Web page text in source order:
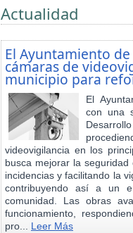
Actualidad
El Ayuntamiento
cámaras de
municipio para
El
con una
videovigilancia en los
busca mejorar la
incidencias y facilitando la
contribuyendo así a un
comunidad. Las obras
funcionamiento,
pro... Leer Más